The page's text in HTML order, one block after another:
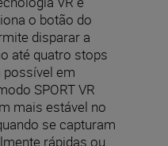
o botão do
disparar a
até quatro stops
possível em
SPORT VR
mais estável no
se capturam
rápidas ou